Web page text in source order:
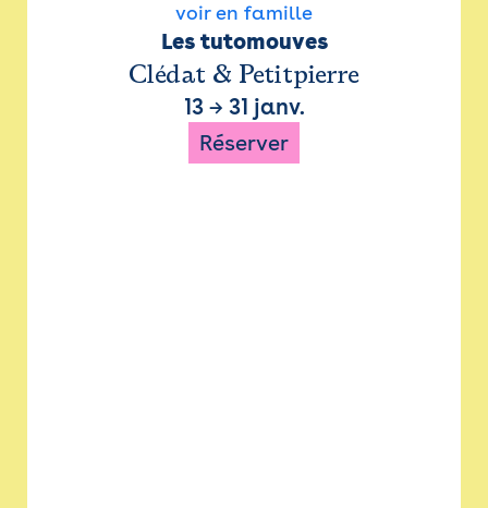
voir en famille
Les tutomouves
Clédat & Petitpierre
13→ 31 janv.
Réserver